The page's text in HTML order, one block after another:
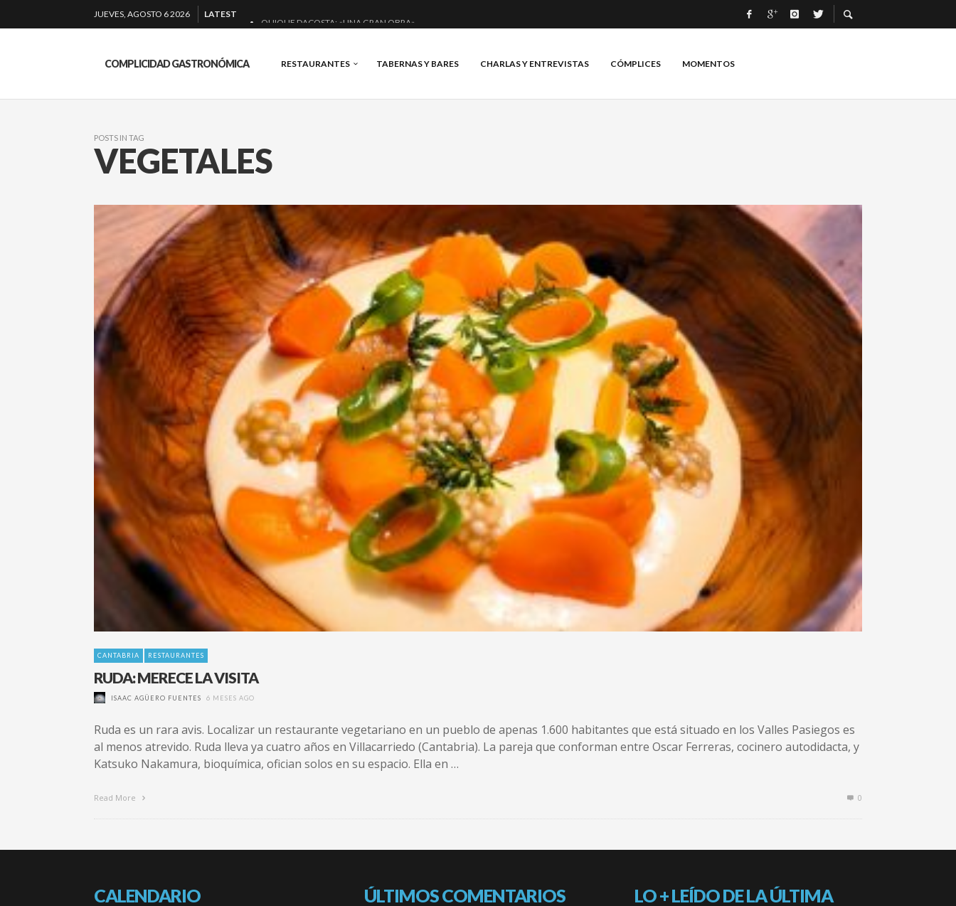
JUEVES, AGOSTO 6 2026
LATEST
QUIQUE DACOSTA: «UNA GRAN OBRA»
BAKKO: NIGIRIS, VINO Y BRASAS.
COMPLICIDAD GASTRONÓMICA RESTAURANTES TABERNAS Y BARES CHARLAS Y ENTREVISTAS CÓMPLICES MOMENTOS
POSTS IN TAG
VEGETALES
CANTABRIA RESTAURANTES
RUDA: MERECE LA VISITA
ISAAC AGÜERO FUENTES 6 MESES AGO
Ruda es un rara avis. Localizar un restaurante vegetariano en un pueblo de apenas 1.600 habitantes que está situado en los Valles Pasiegos es
al menos atrevido. Ruda lleva ya cuatro años en Villacarriedo (Cantabria). La pareja que conforman entre Oscar Ferreras, cocinero autodidacta, y
Katsuko Nakamura, bioquímica, ofician solos en su espacio. Ella en …
Read More 0
CALENDARIO ÚLTIMOS COMENTARIOS
LO + LEÍDO DE LA ÚLTIMA